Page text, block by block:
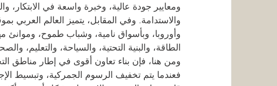
ومعايير جودة عالية، وخبرة واسعة في الابتكار،
والاستدامة. وفي المقابل، يتميز العالم العربي
وأوروبا، وبأسواق نامية، وشباب طموح،
الطاقة، والبنية التحتية، والسياحة، والتعليم،
ومن هنا، فإن بناء تعاون أقوى في إطار مناطق
فعندما يتم تخفيف الرسوم الجمركية، وتبسيط